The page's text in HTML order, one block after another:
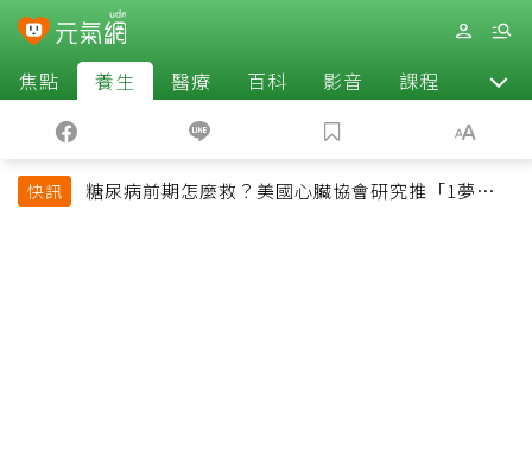
焦點 養生 醫療 百科 影音 課程 退休
快訊
糖尿病前期怎麼救？美國心臟協會研究推「1夢幻水